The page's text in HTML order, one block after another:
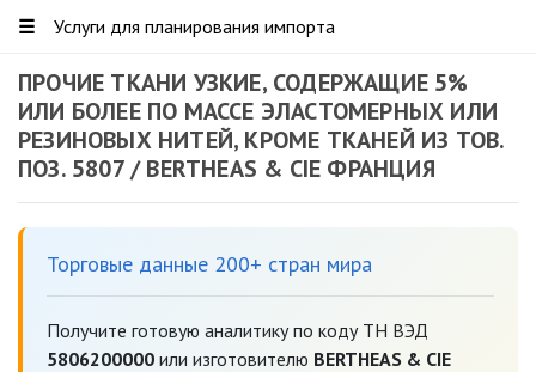
☰ Услуги для планирования импорта
ПРОЧИЕ ТКАНИ УЗКИЕ, СОДЕРЖАЩИЕ 5%
ИЛИ БОЛЕЕ ПО МАССЕ ЭЛАСТОМЕРНЫХ ИЛИ
РЕЗИНОВЫХ НИТЕЙ, КРОМЕ ТКАНЕЙ ИЗ ТОВ.
ПОЗ. 5807 / BERTHEAS & CIE ФРАНЦИЯ
Торговые данные 200+ стран мира
Получите готовую аналитику по коду ТН ВЭД
5806200000 или изготовителю BERTHEAS & CIE